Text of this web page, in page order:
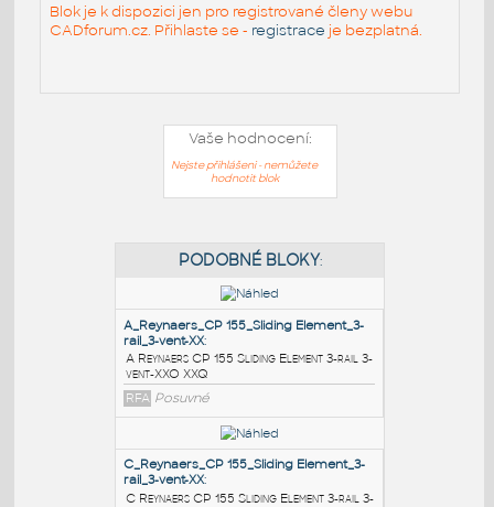
Blok je k dispozici jen pro registrované členy webu
CADforum.cz. Přihlaste se - registrace je bezplatná.
Vaše hodnocení:
Nejste přihlášeni - nemůžete
hodnotit blok
PODOBNÉ BLOKY